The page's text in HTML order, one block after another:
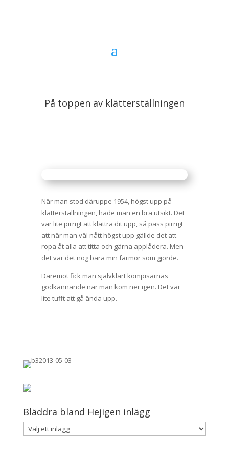
På toppen av klätterställningen
När man stod däruppe 1954, högst upp på
klätterställningen, hade man en bra utsikt. Det
var lite pirrigt att klättra dit upp, så pass pirrigt
att när man väl nått högst upp gällde det att
ropa åt alla att titta och gärna applådera. Men
det var det nog bara min farmor som gjorde.
Däremot fick man självklart kompisarnas
godkännande när man kom ner igen. Det var
lite tufft att gå ända upp.
Bläddra bland Hejigen inlägg